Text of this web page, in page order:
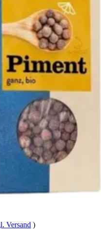
Versand )